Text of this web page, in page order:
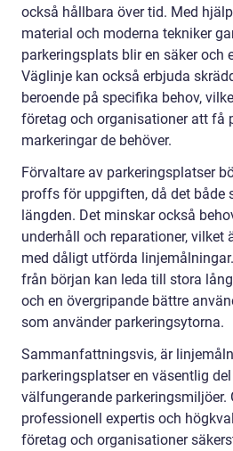
också hållbara över tid. Med
material och moderna tekniker
parkeringsplats blir en säker och
Väglinje kan också erbjuda
beroende på specifika behov,
företag och organisationer att få
markeringar de behöver.
Förvaltare av parkeringsplatser
proffs för uppgiften, då det både
längden. Det minskar också
underhåll och reparationer, vilket
med dåligt utförda
från början kan leda till stora
och en övergripande bättre
som använder parkeringsytorna.
Sammanfattningsvis, är
parkeringsplatser en väsentlig
välfungerande parkeringsmiljöer.
professionell expertis och
företag och organisationer